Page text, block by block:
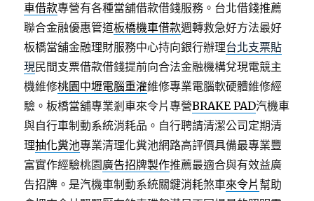
車借款專營有各種當舖借款借錢服務。台北借錢推薦
聯合金融優惠管道板橋機車借款週轉救急好方法最好
板橋當舖金融理財服務中心持向銀行辦理台北支票貼
現民間支票借款借錢提前向合法金融機構兌現電競主
機維修桃園中壢電腦重灌維修專業電腦軟硬體維修經
驗。板橋當舖專業剎車來令片專營BRAKE PAD汽機車
與自行車制動系統消耗品。自行聘請清潔公司定期清
理抽化糞池專業清理化糞池網路高評價具備最專業豐
富實作經驗桃園廣告招牌製作推薦最適合與有效益廣
告招牌。是汽機車制動系統關鍵消耗煞車來令片 幫助